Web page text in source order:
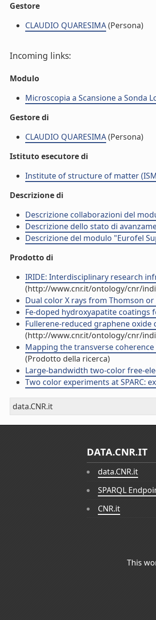
Gestore
CLAUDIO QUARESIMA(Persona)
Incoming links:
Modulo
Microscopia a Scansione a Sonda
Gestore di
CLAUDIO QUARESIMA(Persona)
Istituto esecutore di
Institute of structure of matter
Descrizione di
Descrizione collaborazioni del
Descrizione dello stato di
Descrizione del modulo "Eurofel
Prodotto di
IRIDE: Interdisciplinary research
(http://www.cnr.it/ontology/cnr/
Dual color X rays from Thomson
Fe-doped hydroxyapatite
Fullerene-reduced graphene
(http://www.cnr.it/ontology/cnr/
Mapping the transverse
(Prodotto della ricerca)
Large-bandwidth two-color free-
Two color experiments at SPARC:
data.CNR.it
DATA.CNR.IT
data.CNR.it
SPARQL
CNR.it
This